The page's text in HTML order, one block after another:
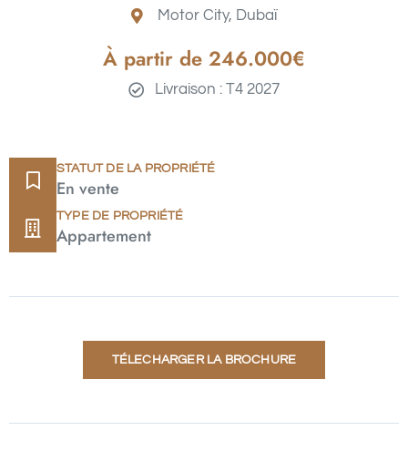
Motor City, Dubaï
À partir de 246.000€
Livraison : T4 2027
STATUT DE LA PROPRIÉTÉ
En vente
TYPE DE PROPRIÉTÉ
Appartement
TÉLECHARGER LA BROCHURE